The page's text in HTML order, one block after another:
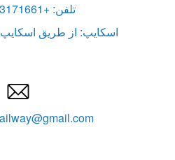
تلفن: +8675583171661
اسکایپ: از طریق اسکایپ
